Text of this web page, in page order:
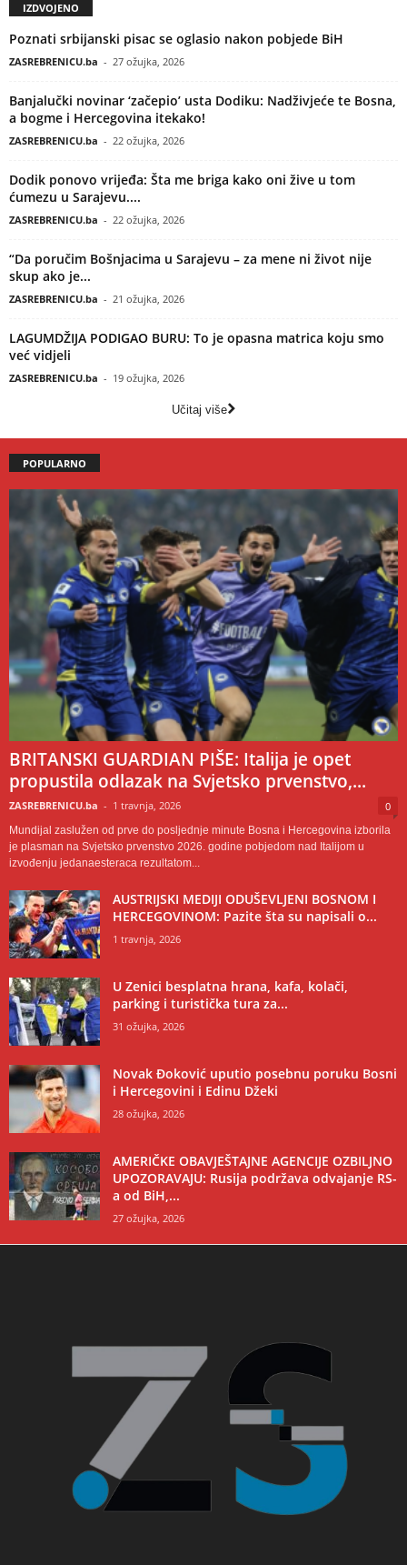
IZDVOJENO
Poznati srbijanski pisac se oglasio nakon pobjede BiH
ZASREBRENICU.ba - 27 ožujka, 2026
Banjalučki novinar ‘začepio’ usta Dodiku: Nadživjeće te Bosna,
a bogme i Hercegovina itekako!
ZASREBRENICU.ba - 22 ožujka, 2026
Dodik ponovo vrijeđa: Šta me briga kako oni žive u tom
ćumezu u Sarajevu....
ZASREBRENICU.ba - 22 ožujka, 2026
“Da poručim Bošnjacima u Sarajevu – za mene ni život nije
skup ako je...
ZASREBRENICU.ba - 21 ožujka, 2026
LAGUMDŽIJA PODIGAO BURU: To je opasna matrica koju smo
već vidjeli
ZASREBRENICU.ba - 19 ožujka, 2026
Učitaj više
POPULARNO
BRITANSKI GUARDIAN PIŠE: Italija je opet
propustila odlazak na Svjetsko prvenstvo,...
ZASREBRENICU.ba - 1 travnja, 2026 0
Mundijal zaslužen od prve do posljednje minute Bosna i Hercegovina izborila
je plasman na Svjetsko prvenstvo 2026. godine pobjedom nad Italijom u
izvođenju jedanaesteraca rezultatom...
AUSTRIJSKI MEDIJI ODUŠEVLJENI BOSNOM I
HERCEGOVINOM: Pazite šta su napisali o...
1 travnja, 2026
U Zenici besplatna hrana, kafa, kolači,
parking i turistička tura za...
31 ožujka, 2026
Novak Đoković uputio posebnu poruku Bosni
i Hercegovini i Edinu Džeki
28 ožujka, 2026
AMERIČKE OBAVJEŠTAJNE AGENCIJE OZBILJNO
UPOZORAVAJU: Rusija podržava odvajanje RS-
a od BiH,...
27 ožujka, 2026